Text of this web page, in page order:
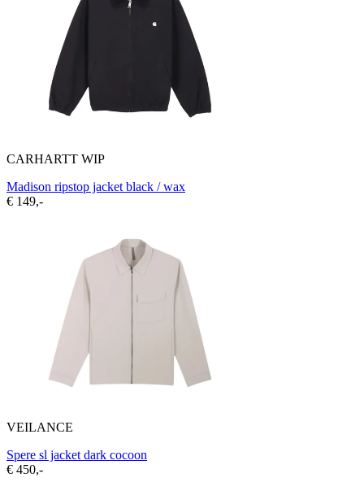
CARHARTT WIP
Madison ripstop jacket black / wax
€ 149,-
VEILANCE
Spere sl jacket dark cocoon
€ 450,-